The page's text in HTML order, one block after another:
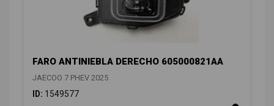
FARO ANTINIEBLA DERECHO 605000821AA
JAECOO 7 PHEV 2025
ID: 1549577